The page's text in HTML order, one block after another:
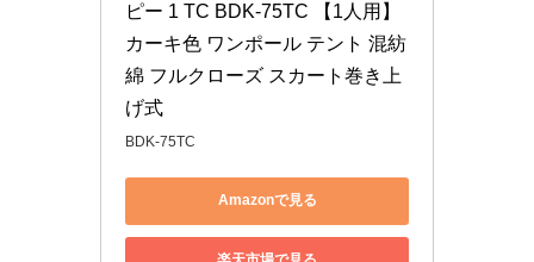
ピー 1 TC BDK-75TC 【1人用】
カーキ色 ワンポール テント 混紡
綿 フルクローズ スカート巻き上
げ式
BDK-75TC
Amazonで見る